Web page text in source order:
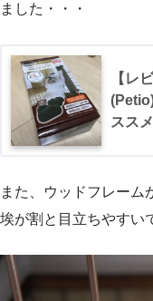
ました・・・
【レ
ススメ
また、ウッドフレーム
埃が割と目立ちやすい